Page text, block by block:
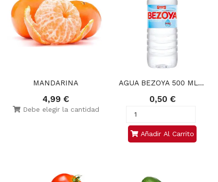
MANDARINA
4,99 €
Debe elegir la cantidad
AGUA BEZOYA 500 ML
0,50 €
Añadir Al Carrito